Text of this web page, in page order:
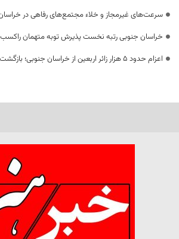
سرعت‌های غیرمجاز و خلاء مجتمع‌های رفاهی در
خراسان جنوبی رتبه نخست پذیرش توبه متهمان
اعزام حدود 5 هزار زائر اربعین از خراسان جنوبی؛ بازگشت‌ها آغاز شد